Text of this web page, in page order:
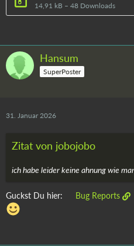
14,91 kB – 48 Downloads
Hansum
SuperPoster
31. Januar 2026
Zitat von jobojobo
ich habe leider keine ahnung wie
Guckst Du hier: Bug Reports